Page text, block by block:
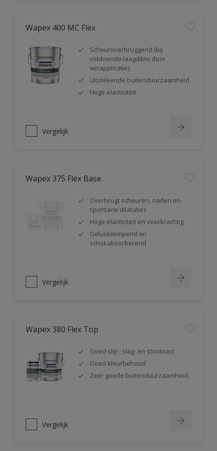
Wapex 400 MC Flex
Scheuroverbruggend (bij
voldoende laagdikte door
wisapplicatie)
Uitstekende buitenduurzaamheid
Hoge elasticiteit
Vergelijk
Wapex 375 Flex Base
Overbrugt scheuren, naden en
spontane dilataties
Hoge elasticiteit en veerkrachtig
Geluiddempend en
schokabsorberend
Vergelijk
Wapex 380 Flex Top
Goed slijt-, slag- en stootvast
Goed kleurbehoud
Zeer goede buitenduurzaamheid.
Vergelijk